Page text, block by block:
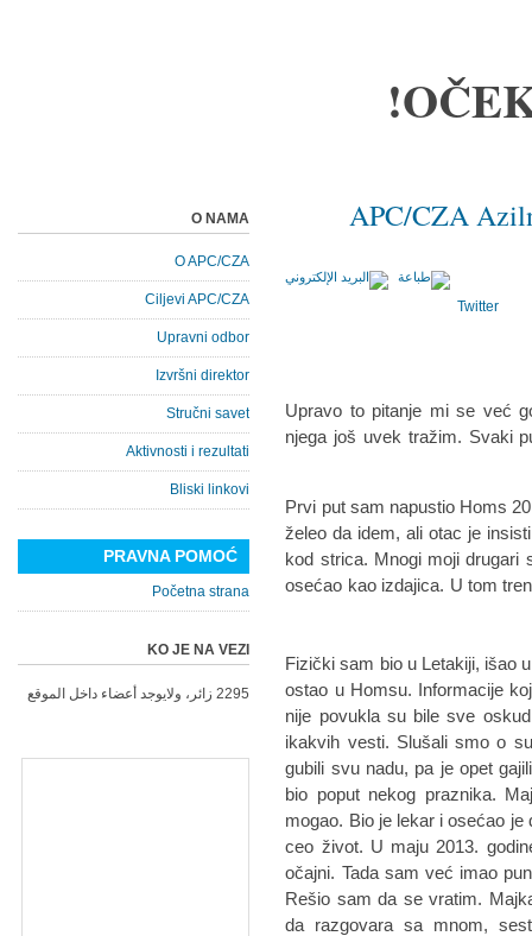
APC/CZA
Twitter
Upravo to pitanje mi se već
njega još uvek tražim. Svaki
Prvi put sam napustio Homs
želeo da idem, ali otac je
kod strica. Mnogi moji drugari
osećao kao izdajica. U tom
Fizički sam bio u Letakiji, išao
ostao u Homsu. Informacije
nije povukla su bile sve
ikakvih vesti. Slušali smo o
gubili svu nadu, pa je opet
bio poput nekog praznika.
mogao. Bio je lekar i osećao
ceo život. U maju 2013.
očajni. Tada sam već imao
Rešio sam da se vratim.
da razgovara sa mnom,
O NAMA
O APC/CZA
Ciljevi APC/CZA
Upravni odbor
Izvršni direktor
Stručni savet
Aktivnosti i rezultati
Bliski linkovi
PRAVNA POMOĆ
Početna strana
KO JE NA VEZI
2295 زائر، ولايوجد أعضاء داخل الموقع